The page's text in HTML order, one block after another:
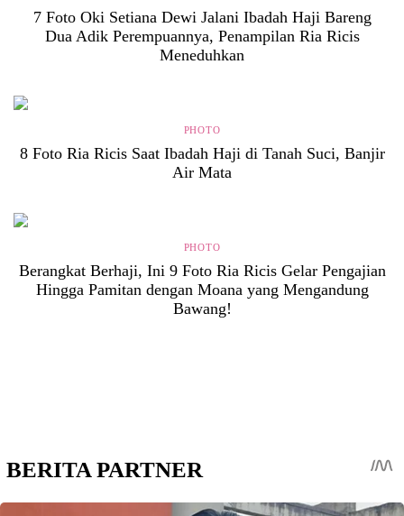
7 Foto Oki Setiana Dewi Jalani Ibadah Haji Bareng
Dua Adik Perempuannya, Penampilan Ria Ricis
Meneduhkan
PHOTO
8 Foto Ria Ricis Saat Ibadah Haji di Tanah Suci, Banjir
Air Mata
PHOTO
Berangkat Berhaji, Ini 9 Foto Ria Ricis Gelar Pengajian
Hingga Pamitan dengan Moana yang Mengandung
Bawang!